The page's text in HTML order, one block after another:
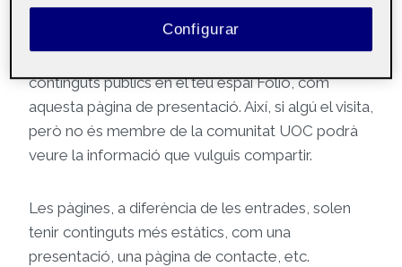
Soc X i aquestapàginas’ha generat
automàticament. Aquesta pàgina és
continguts públics en el teu espai Folio, com
aquesta pàgina de presentació. Així, si algú el visita,
però no és membre de la comunitat UOC podrà
veure la informació que vulguis compartir.
Les pàgines, a diferència de les entrades, solen
tenir continguts més estàtics, com una
presentació, una pàgina de contacte, etc.
Configurar